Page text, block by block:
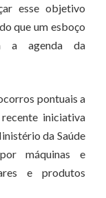
esse objetivo
que um esboço
a agenda da
pontuais a
iniciativa
da Saúde
máquinas e
e produtos